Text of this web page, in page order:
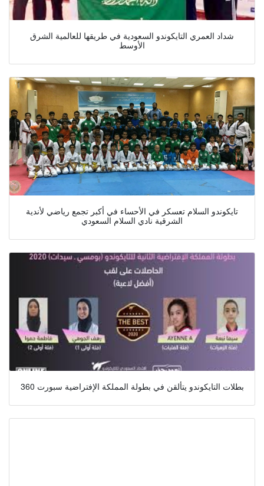
شداد العمري التايكوندو السعودية في طريقها للعالمية الشرق
الأوسط
تايكوندو السلام تعسكر في الأحساء في أكبر تجمع رياضي لأندية
الشرقية نادي السلام السعودي
بطلات التايكوندو يتألقن في بطولة المملكة الإفتراضية سبورت 360